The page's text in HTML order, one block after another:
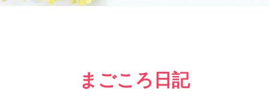
まごころ日記